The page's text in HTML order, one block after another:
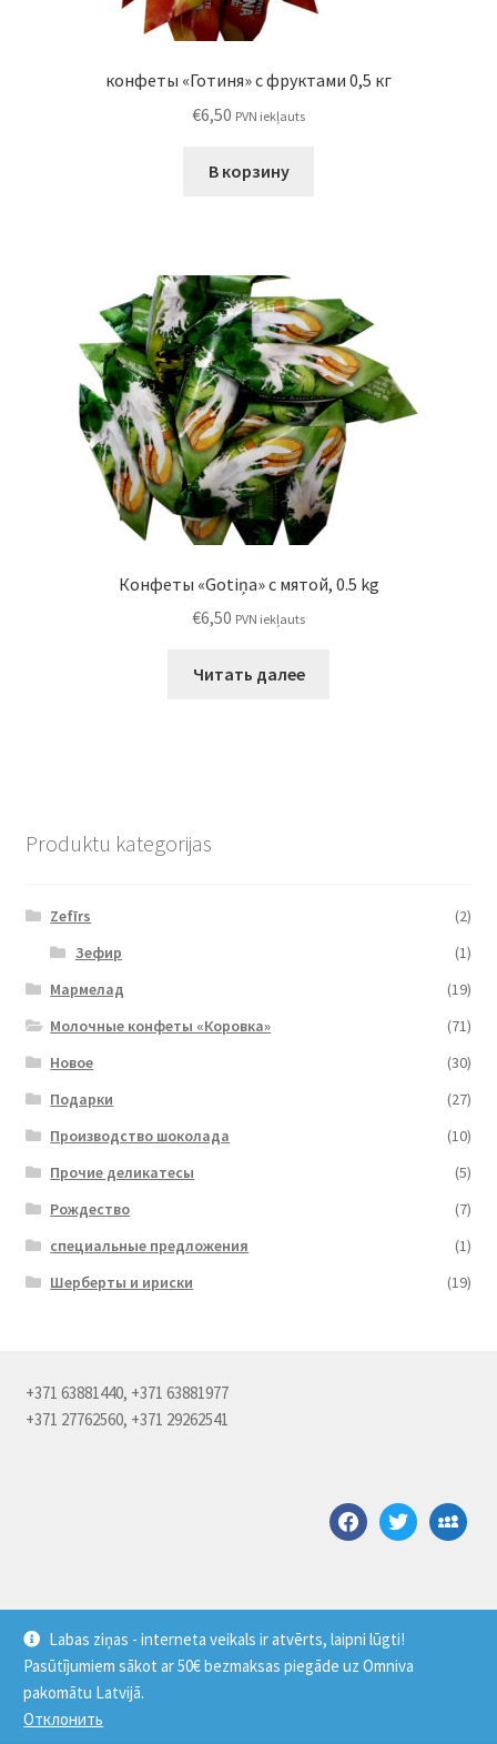
Labas ziņas - interneta veikals ir atvērts, laipni lūgti!
Pasūtījumiem sākot ar 50€ bezmaksas piegāde uz Omniva
pakomātu Latvijā.
Отклонить
конфеты «Готиня» с фруктами 0,5 кг
€6,50 PVN iekļauts
В корзину
Конфеты «Gotiņa» с мятой, 0.5 kg
€6,50 PVN iekļauts
Читать далее
Produktu kategorijas
Zefīrs
(2)
Зефир
(1)
Мармелад
(19)
Молочные конфеты «Коровка»
(71)
Новое
(30)
Подарки
(27)
Производство шоколада
(10)
Прочие деликатесы
(5)
Рождество
(7)
специальные предложения
(1)
Шерберты и ириски
(19)
+371 63881440, +371 63881977
+371 27762560, +371 29262541
facebooktwittermyspace
© Saldus pārtikas kombināts 2026
Создано с помощью WooCommerce